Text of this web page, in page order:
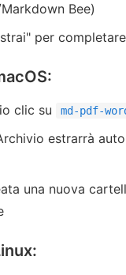
Bee)
per
clic su md-pdf-
estrarrà
una nuova